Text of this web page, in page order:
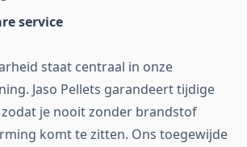
service
staat centraal in onze
Jaso Pellets garandeert tijdige
je nooit zonder brandstof
komt te zitten. Ons toegewijde